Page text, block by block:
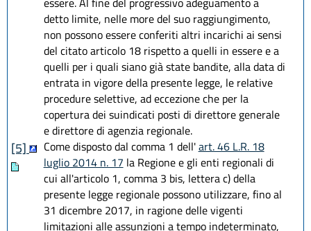
detto limite, nelle more del suo raggiungimento,
non possono essere conferiti altri incarichi ai sensi
del citato articolo 18 rispetto a quelli in essere e a
quelli per i quali siano già state bandite, alla data di
entrata in vigore della presente legge, le relative
procedure selettive, ad eccezione che per la
copertura dei suindicati posti di direttore generale
e direttore di agenzia regionale.
[5] Come disposto dal comma 1 dell'art. 46 L.R. 18
luglio 2014 n. 17 la Regione e gli enti regionali di
cui all'articolo 1, comma 3 bis, lettera c) della
presente legge regionale possono utilizzare, fino al
31 dicembre 2017, in ragione delle vigenti
limitazioni alle assunzioni a tempo indeterminato,